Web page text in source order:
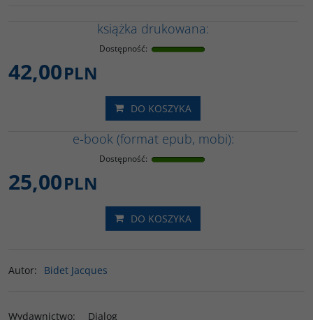
książka drukowana:
Dostępność:
42,00PLN
DO KOSZYKA
e-book (format epub, mobi):
Dostępność:
25,00PLN
DO KOSZYKA
Autor: Bidet Jacques
Wydawnictwo:
Dialog